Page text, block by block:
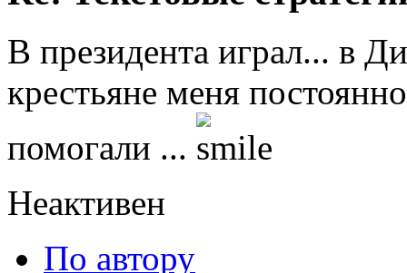
В президента играл... в
крестьяне меня
помогали ...
Неактивен
По автору